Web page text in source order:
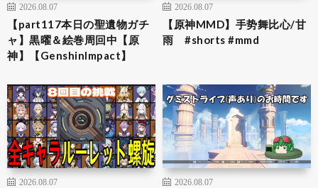
2026.08.07
【part117本日の聖遺物ガチ
ャ】黒曜＆絵巻周回中【原
神】【GenshinImpact】
2026.08.07
【原神MMD】手势舞比心/甘
雨 #shorts #mmd
2026.08.07 2026.08.07